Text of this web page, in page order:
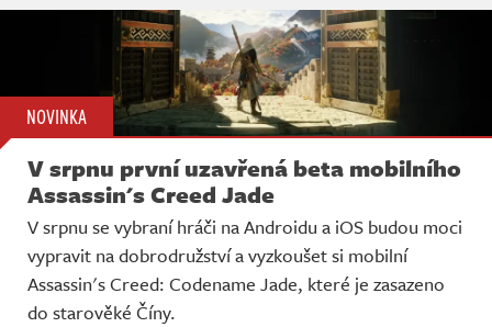
NOVINKA
V srpnu první uzavřená beta mobilního
Assassin's Creed Jade
V srpnu se vybraní hráči na Androidu a iOS budou moci
vypravit na dobrodružství a vyzkoušet si mobilní
Assassin's Creed: Codename Jade, které je zasazeno
do starověké Číny.